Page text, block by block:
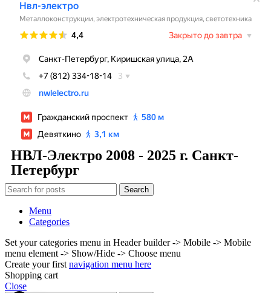
НВЛ-Электро 2008 - 2025 г. Санкт-
Петербург
Search
Menu
Categories
Set your categories menu in Header builder -> Mobile -> Mobile
menu element -> Show/Hide -> Choose menu
Create your first navigation menu here
Shopping cart
Close